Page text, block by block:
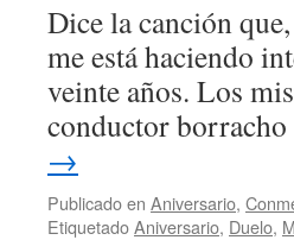
Dice la canción
me está haciendo
veinte años. Los
conductor
→
Publicado en Aniversario,
EtiquetadoAniversario, Duelo,